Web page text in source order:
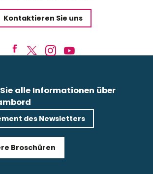
Kontaktieren Sie uns
alle Informationen über
des Newsletters
Broschüren